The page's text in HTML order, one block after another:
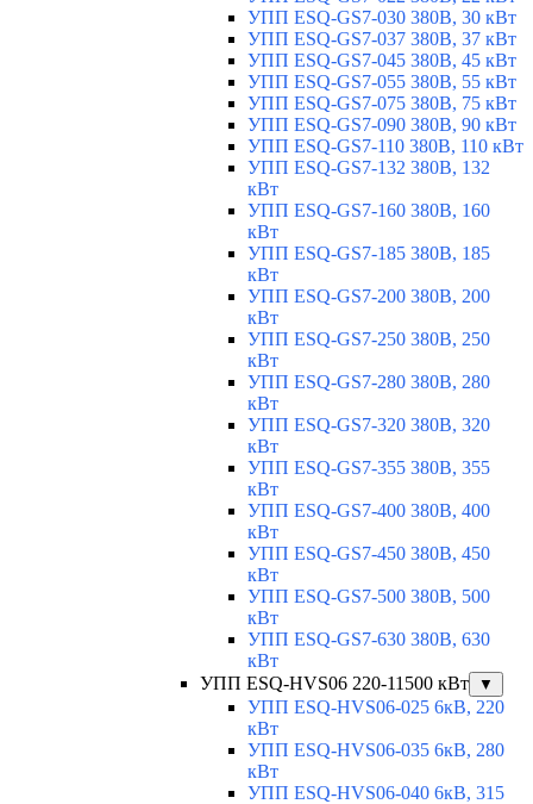
УПП ESQ-GS7-030 380В, 30 кВт
УПП ESQ-GS7-037 380В, 37 кВт
УПП ESQ-GS7-045 380В, 45 кВт
УПП ESQ-GS7-055 380В, 55 кВт
УПП ESQ-GS7-075 380В, 75 кВт
УПП ESQ-GS7-090 380В, 90 кВт
УПП ESQ-GS7-110 380В, 110 кВт
УПП ESQ-GS7-132 380В, 132
кВт
УПП ESQ-GS7-160 380В, 160
кВт
УПП ESQ-GS7-185 380В, 185
кВт
УПП ESQ-GS7-200 380В, 200
кВт
УПП ESQ-GS7-250 380В, 250
кВт
УПП ESQ-GS7-280 380В, 280
кВт
УПП ESQ-GS7-320 380В, 320
кВт
УПП ESQ-GS7-355 380В, 355
кВт
УПП ESQ-GS7-400 380В, 400
кВт
УПП ESQ-GS7-450 380В, 450
кВт
УПП ESQ-GS7-500 380В, 500
кВт
УПП ESQ-GS7-630 380В, 630
кВт
УПП ESQ-HVS06 220-11500 кВт
▼
УПП ESQ-HVS06-025 6кВ, 220
кВт
УПП ESQ-HVS06-035 6кВ, 280
кВт
УПП ESQ-HVS06-040 6кВ, 315